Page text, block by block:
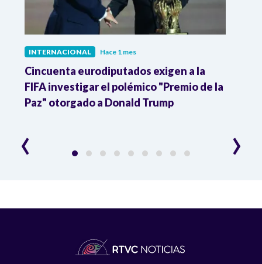
INTERNACIONAL Hace 1 mes
Cincuenta eurodiputados exigen a la
FIFA investigar el polémico "Premio de la
Paz" otorgado a Donald Trump
‹ ›